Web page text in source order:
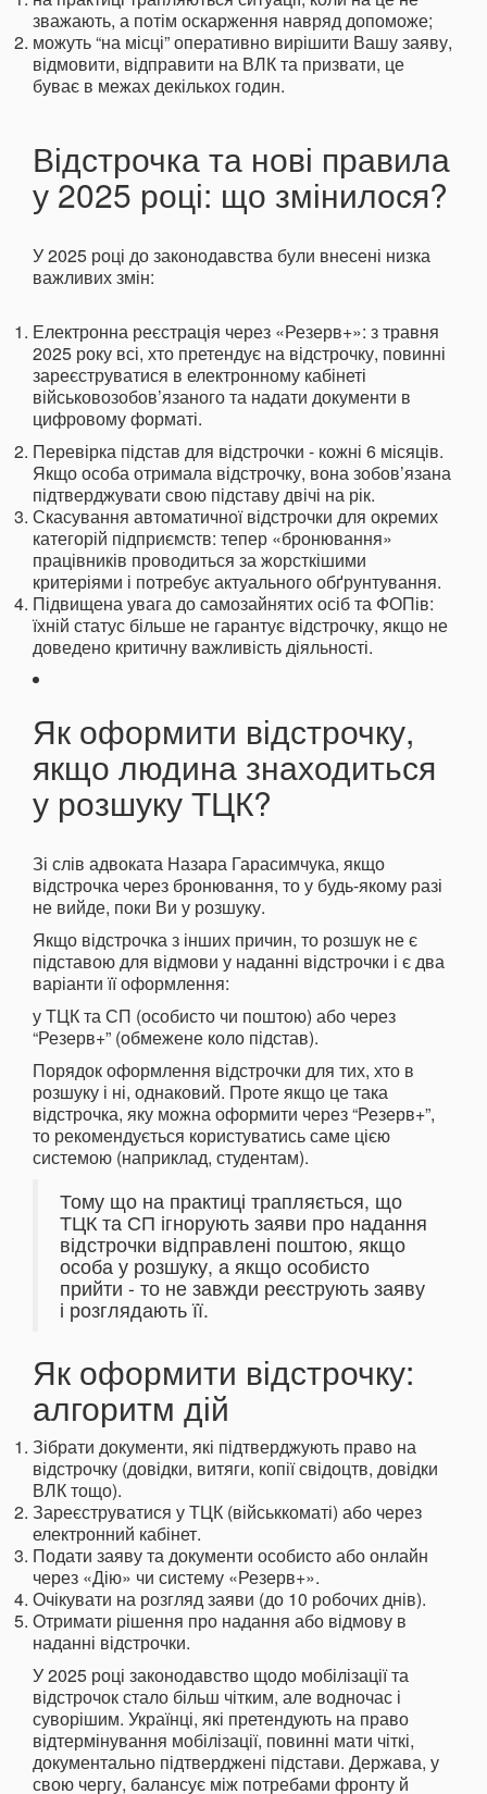
зважають, а потім оскарження навряд допоможе;
можуть “на місці” оперативно вирішити Вашу заяву,
відмовити, відправити на ВЛК та призвати, це
буває в межах декількох годин.
Відстрочка та нові правила
у 2025 році: що змінилося?
У 2025 році до законодавства були внесені низка
важливих змін:
Електронна реєстрація через «Резерв+»: з травня
2025 року всі, хто претендує на відстрочку, повинні
зареєструватися в електронному кабінеті
військовозобов’язаного та надати документи в
цифровому форматі.
Перевірка підстав для відстрочки - кожні 6 місяців.
Якщо особа отримала відстрочку, вона зобов’язана
підтверджувати свою підставу двічі на рік.
Скасування автоматичної відстрочки для окремих
категорій підприємств: тепер «бронювання»
працівників проводиться за жорсткішими
критеріями і потребує актуального обґрунтування.
Підвищена увага до самозайнятих осіб та ФОПів:
їхній статус більше не гарантує відстрочку, якщо не
доведено критичну важливість діяльності.
Як оформити відстрочку,
якщо людина знаходиться
у розшуку ТЦК?
Зі слів адвоката Назара Гарасимчука, якщо
відстрочка через бронювання, то у будь-якому разі
не вийде, поки Ви у розшуку.
Якщо відстрочка з інших причин, то розшук не є
підставою для відмови у наданні відстрочки і є два
варіанти її оформлення:
у ТЦК та СП (особисто чи поштою) або через
“Резерв+” (обмежене коло підстав).
Порядок оформлення відстрочки для тих, хто в
розшуку і ні, однаковий. Проте якщо це така
відстрочка, яку можна оформити через “Резерв+”,
то рекомендується користуватись саме цією
системою (наприклад, студентам).
Тому що на практиці трапляється, що
ТЦК та СП ігнорують заяви про надання
відстрочки відправлені поштою, якщо
особа у розшуку, а якщо особисто
прийти - то не завжди реєструють заяву
і розглядають її.
Як оформити відстрочку:
алгоритм дій
Зібрати документи, які підтверджують право на
відстрочку (довідки, витяги, копії свідоцтв, довідки
ВЛК тощо).
Зареєструватися у ТЦК (військкоматі) або через
електронний кабінет.
Подати заяву та документи особисто або онлайн
через «Дію» чи систему «Резерв+».
Очікувати на розгляд заяви (до 10 робочих днів).
Отримати рішення про надання або відмову в
наданні відстрочки.
У 2025 році законодавство щодо мобілізації та
відстрочок стало більш чітким, але водночас і
суворішим. Українці, які претендують на право
відтермінування мобілізації, повинні мати чіткі,
документально підтверджені підстави. Держава, у
свою чергу, балансує між потребами фронту й